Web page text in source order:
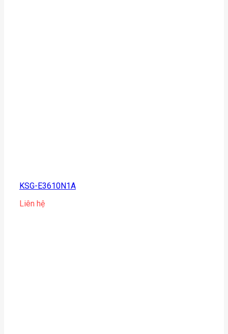
KSG-E3610N1A
Liên hệ